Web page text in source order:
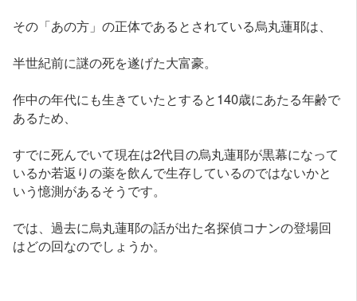
その「あの方」の正体であるとされている烏丸蓮耶は、
半世紀前に謎の死を遂げた大富豪。
作中の年代にも生きていたとすると140歳にあたる年齢で
あるため、
すでに死んでいて現在は2代目の烏丸蓮耶が黒幕になって
いるか若返りの薬を飲んで生存しているのではないかと
いう憶測があるそうです。
では、過去に烏丸蓮耶の話が出た名探偵コナンの登場回
はどの回なのでしょうか。